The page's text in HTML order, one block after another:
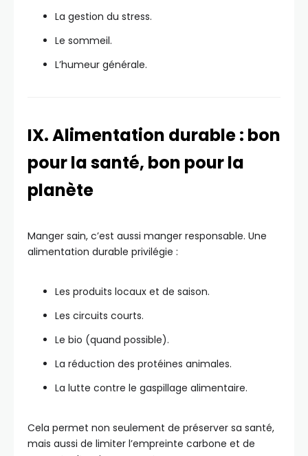
La gestion du stress.
Le sommeil.
L’humeur générale.
IX. Alimentation durable : bon
pour la santé, bon pour la
planète
Manger sain, c’est aussi manger responsable. Une
alimentation durable privilégie :
Les produits locaux et de saison.
Les circuits courts.
Le bio (quand possible).
La réduction des protéines animales.
La lutte contre le gaspillage alimentaire.
Cela permet non seulement de préserver sa santé,
mais aussi de limiter l’empreinte carbone et de